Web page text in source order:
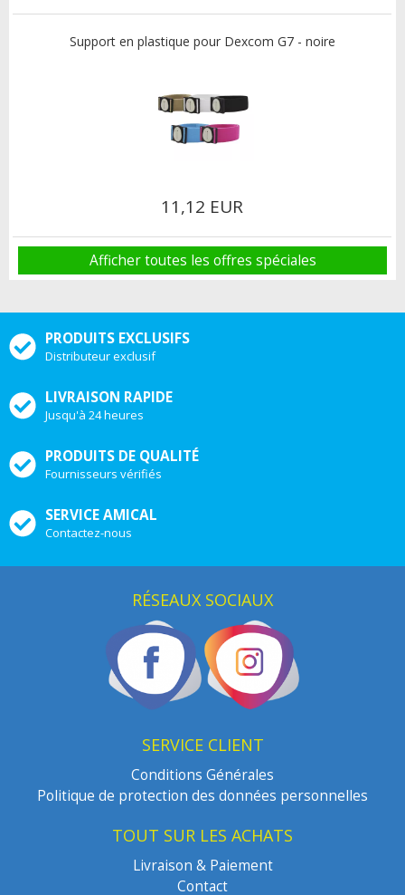
Support en plastique pour Dexcom G7 - noire
11,12 EUR
Afficher toutes les offres spéciales
PRODUITS EXCLUSIFS
Distributeur exclusif
LIVRAISON RAPIDE
Jusqu'à 24 heures
PRODUITS DE QUALITÉ
Fournisseurs vérifiés
SERVICE AMICAL
Contactez-nous
RÉSEAUX SOCIAUX
SERVICE CLIENT
Conditions Générales
Politique de protection des données personnelles
TOUT SUR LES ACHATS
Livraison & Paiement
Contact